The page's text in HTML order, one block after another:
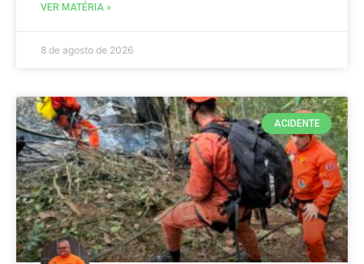
VER MATÉRIA »
8 de agosto de 2026
ACIDENTE